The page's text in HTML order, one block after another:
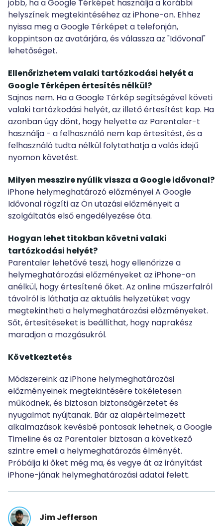
jobb, ha a Google Térképet használja a korábbi
helyszínek megtekintéséhez az iPhone-on. Ehhez
nyissa meg a Google Térképet a telefonján,
koppintson az avatárjára, és válassza az "Idővonal"
lehetőséget.
Ellenőrizhetem valaki tartózkodási helyét a
Google Térképen értesítés nélkül?
Sajnos nem. Ha a Google Térkép segítségével követi
valaki tartózkodási helyét, az illető értesítést kap. Ha
azonban úgy dönt, hogy helyette az Parentaler-t
használja - a felhasználó nem kap értesítést, és a
felhasználó tudta nélkül folytathatja a valós idejű
nyomon követést.
Milyen messzire nyúlik vissza a Google idővonal?
iPhone helymeghatározó előzményei A Google
Idővonal rögzíti az Ön utazási előzményeit a
szolgáltatás első engedélyezése óta.
Hogyan lehet titokban követni valaki
tartózkodási helyét?
Parentaler lehetővé teszi, hogy ellenőrizze a
helymeghatározási előzményeket az iPhone-on
anélkül, hogy értesítené őket. Az online műszerfalról
távolról is láthatja az aktuális helyzetüket vagy
megtekintheti a helymeghatározási előzményeket.
Sőt, értesítéseket is beállíthat, hogy naprakész
maradjon a mozgásukról.
Következtetés
Módszereink az iPhone helymeghatározási
előzményeinek megtekintésére tökéletesen
működnek, és biztosan biztonságérzetet és
nyugalmat nyújtanak. Bár az alapértelmezett
alkalmazások kevésbé pontosak lehetnek, a Google
Timeline és az Parentaler biztosan a következő
szintre emeli a helymeghatározás élményét.
Próbálja ki őket még ma, és vegye át az irányítást
iPhone-jának helymeghatározási adatai felett.
Jim Jefferson